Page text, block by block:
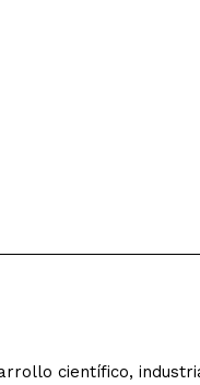
científico,